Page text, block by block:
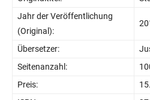
Jahr der Veröffentlichung
(Original):
Übersetzer:
Seitenanzahl:
Preis: